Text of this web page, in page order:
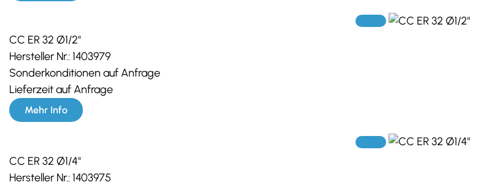
CC ER 32 Ø1/2"
Hersteller Nr.: 1403979
Sonderkonditionen auf Anfrage
Lieferzeit auf Anfrage
Mehr Info
CC ER 32 Ø1/4"
Hersteller Nr.: 1403975